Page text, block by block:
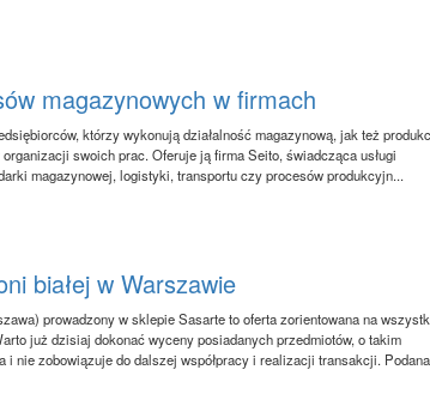
magazynowych w firmach
którzy wykonują działalność magazynową, jak też
swoich prac. Oferuje ją firma Seito, świadcząca usługi
magazynowej, logistyki, transportu czy procesów produkcyjn...
białej w Warszawie
prowadzony w sklepie Sasarte to oferta zorientowana na
już dzisiaj dokonać wyceny posiadanych przedmiotów, o takim
i nie zobowiązuje do dalszej współpracy i realizacji transakcji.